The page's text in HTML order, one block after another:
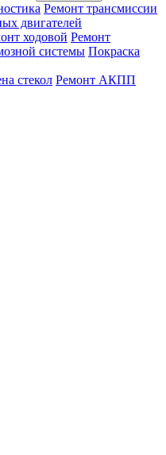
Ремонт трансмиссии
двигателей
ходовой Ремонт
системы Покраска
стекол Ремонт АКПП